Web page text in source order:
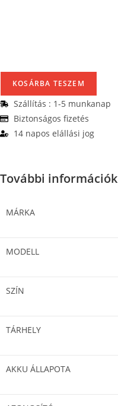
KOSÁRBA TESZEM
Szállítás : 1-5 munkanap
Biztonságos fizetés
14 napos elállási jog
További információk
MÁRKA
MODELL
SZÍN
TÁRHELY
AKKU ÁLLAPOTA